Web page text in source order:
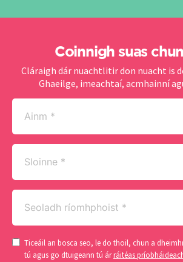
Coinnigh suas
Cláraigh dár nuachtlitir don nuacht is
Ghaeilge, imeachtaí, acmhainní
Ainm
(Required)
Sloinne
(Required)
Seoladh
ríomhphoist
(Required)
Consent
(Required)
Ticeáil an bosca seo, le do thoil, chun a
tú agus go dtuigeann tú árráitéas